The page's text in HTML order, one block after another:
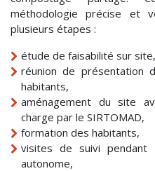
méthodologie précise et
plusieurs étapes :
étude de faisabilité sur site,
réunion de présentation
habitants,
aménagement du site
charge par le SIRTOMAD,
formation des habitants,
visites de suivi
autonome,